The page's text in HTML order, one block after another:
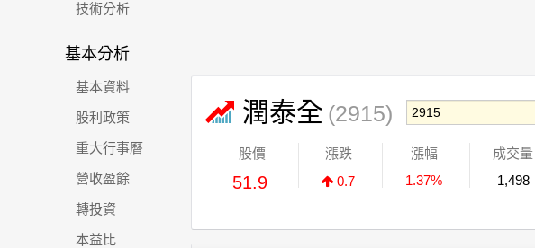
技術分析
基本分析
基本資料
股利政策
重大行事曆
營收盈餘
轉投資
本益比
潤泰全 (2915)
股價
51.9
漲跌
0.7
漲幅
1.37%
成交量
1,498